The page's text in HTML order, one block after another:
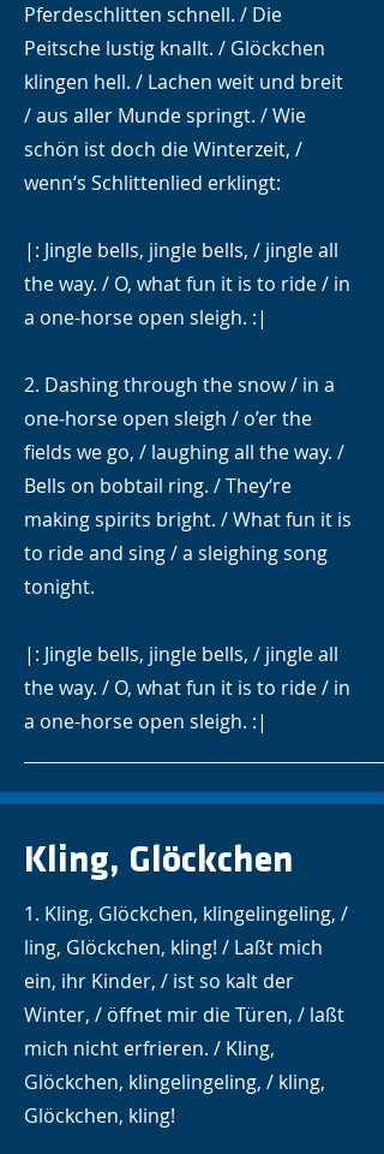
Pferdeschlitten schnell. / Die
Peitsche lustig knallt. / Glöckchen
klingen hell. / Lachen weit und breit
/ aus aller Munde springt. / Wie
schön ist doch die Winterzeit, /
wenn‘s Schlittenlied erklingt:
|: Jingle bells, jingle bells, / jingle all
the way. / O, what fun it is to ride / in
a one-horse open sleigh. :|
2. Dashing through the snow / in a
one-horse open sleigh / o’er the
fields we go, / laughing all the way. /
Bells on bobtail ring. / They‘re
making spirits bright. / What fun it is
to ride and sing / a sleighing song
tonight.
|: Jingle bells, jingle bells, / jingle all
the way. / O, what fun it is to ride / in
a one-horse open sleigh. :|
Kling, Glöckchen
1. Kling, Glöckchen, klingelingeling, /
ling, Glöckchen, kling! / Laßt mich
ein, ihr Kinder, / ist so kalt der
Winter, / öffnet mir die Türen, / laßt
mich nicht erfrieren. / Kling,
Glöckchen, klingelingeling, / kling,
Glöckchen, kling!